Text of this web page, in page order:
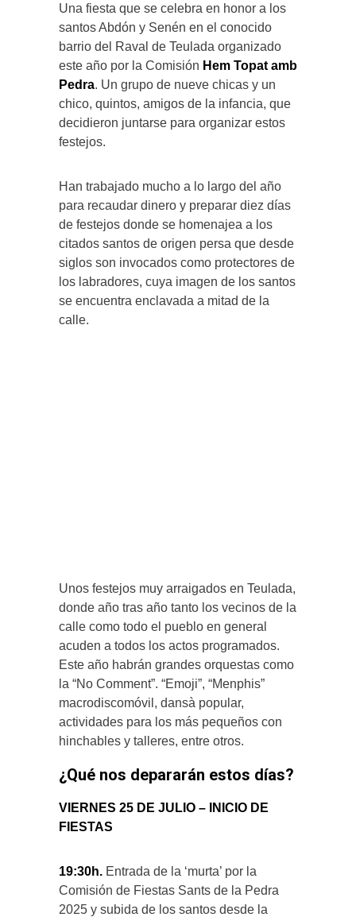
Una fiesta que se celebra en honor a los
santos Abdón y Senén en el conocido
barrio del Raval de Teulada organizado
este año por la Comisión Hem Topat amb
Pedra. Un grupo de nueve chicas y un
chico, quintos, amigos de la infancia, que
decidieron juntarse para organizar estos
festejos.
Han trabajado mucho a lo largo del año
para recaudar dinero y preparar diez días
de festejos donde se homenajea a los
citados santos de origen persa que desde
siglos son invocados como protectores de
los labradores, cuya imagen de los santos
se encuentra enclavada a mitad de la
calle.
Unos festejos muy arraigados en Teulada,
donde año tras año tanto los vecinos de la
calle como todo el pueblo en general
acuden a todos los actos programados.
Este año habrán grandes orquestas como
la “No Comment”. “Emoji”, “Menphis”
macrodiscomóvil, dansà popular,
actividades para los más pequeños con
hinchables y talleres, entre otros.
¿Qué nos depararán estos días?
VIERNES 25 DE JULIO – INICIO DE
FIESTAS
19:30h. Entrada de la ‘murta’ por la
Comisión de Fiestas Sants de la Pedra
2025 y subida de los santos desde la